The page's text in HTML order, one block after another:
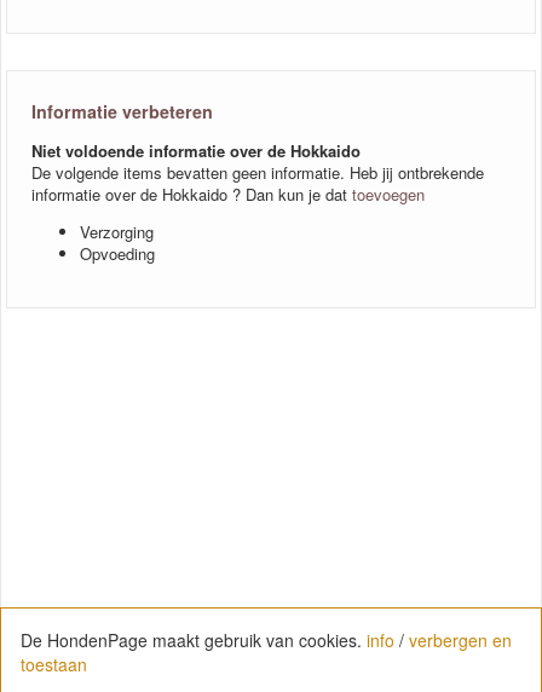
Informatie verbeteren
Niet voldoende informatie over de Hokkaido
De volgende items bevatten geen informatie. Heb jij ontbrekende
informatie over de Hokkaido ? Dan kun je dat toevoegen
Verzorging
Opvoeding
De HondenPage maakt gebruik van cookies. info / verbergen en
toestaan